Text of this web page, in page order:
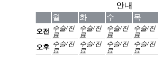
안내
월 화 수 목
오전 수술/진
료
수술/진
료
수술/진
료
수술/진
료
오후 수술/진
료
수술/진
료
수술/진
료
수술/진
료